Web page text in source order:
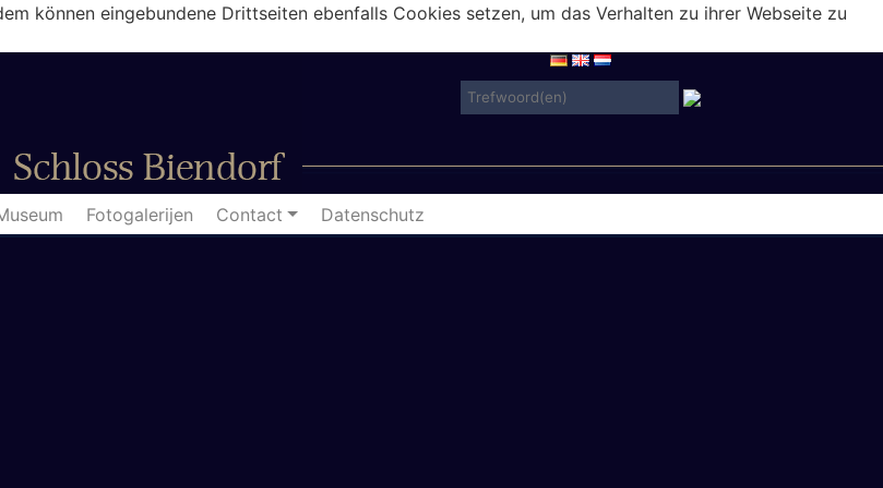
Fotogalerijen Contact Datenschutz
können eingebundene Drittseiten ebenfalls Cookies setzen, um das Verhalten zu ihrer Webseite zu